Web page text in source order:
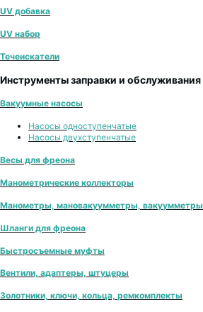
UV добавка
UV набор
Течеискатели
Инструменты заправки и обслуживания
Вакуумные насосы
Насосы одноступенчатые
Насосы двухступенчатые
Весы для фреона
Манометрические коллекторы
Манометры, мановакуумметры, вакуумметры
Шланги для фреона
Быстросъемные муфты
Вентили, адаптеры, штуцеры
Золотники, ключи, кольца, ремкомплекты